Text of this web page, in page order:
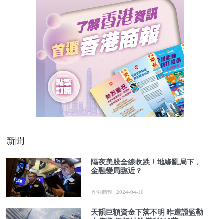
新聞
隔夜美股全線收跌！地緣亂局下，
金融變局臨近？
香港商報 2024-04-16
天韻巨額資金下落不明 昨遭證監勒